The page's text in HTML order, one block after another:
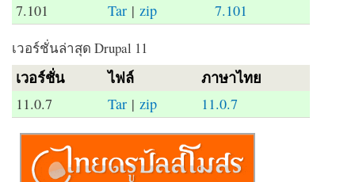
7.101 Tar |zip 7.101
เวอร์ชั่นล่าสุด Drupal 11
เวอร์ชั่น ไฟล์ ภาษาไทย
11.0.7 Tar | zip 11.0.7